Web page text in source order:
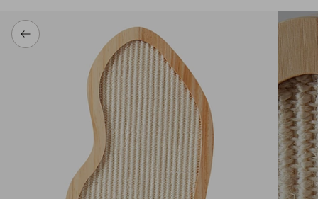
home
page
Terug